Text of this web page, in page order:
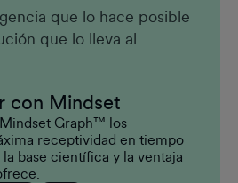
que lo hace posible
que lo lleva al
con Mindset
Graph™ los
receptividad en tiempo
la base científica y la ventaja